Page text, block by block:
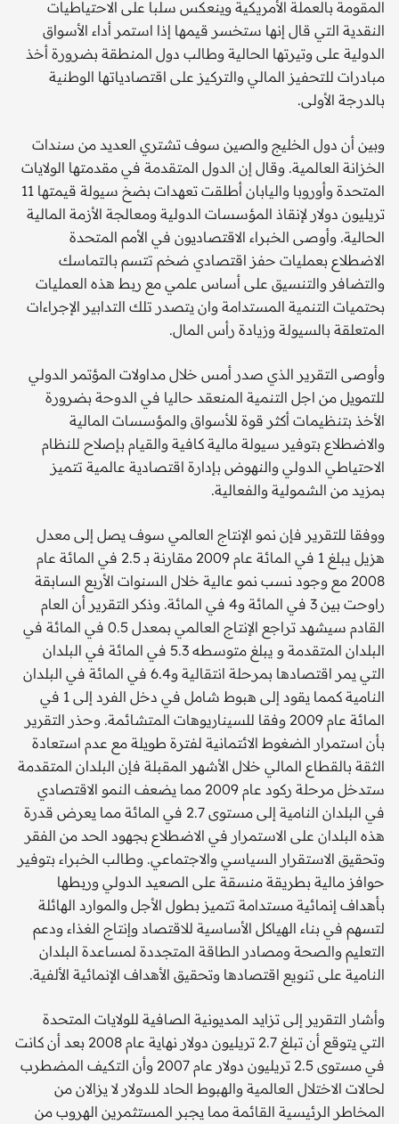
المقومة بالعملة الأمريكية وينعكس سلبا على الاحتياطيات
النقدية التي قال إنها ستخسر قيمها إذا استمر أداء الأسواق
الدولية على وتيرتها الحالية وطالب دول المنطقة بضرورة أخذ
مبادرات للتحفيز المالي والتركيز على اقتصادياتها الوطنية
بالدرجة الأولى.
وبين أن دول الخليج والصين سوف تشتري العديد من سندات
الخزانة العالمية. وقال إن الدول المتقدمة في مقدمتها الولايات
المتحدة وأوروبا واليابان أطلقت تعهدات بضخ سيولة قيمتها 11
تريليون دولار لإنقاذ المؤسسات الدولية ومعالجة الأزمة المالية
الحالية. وأوصى الخبراء الاقتصاديون في الأمم المتحدة
الاضطلاع بعمليات حفز اقتصادي ضخم تتسم بالتماسك
والتضافر والتنسيق على أساس علمي مع ربط هذه العمليات
بحتميات التنمية المستدامة وان يتصدر تلك التدابير الإجراءات
المتعلقة بالسيولة وزيادة رأس المال.
وأوصى التقرير الذي صدر أمس خلال مداولات المؤتمر الدولي
للتمويل من اجل التنمية المنعقد حاليا في الدوحة بضرورة
الأخذ بتنظيمات أكثر قوة للأسواق والمؤسسات المالية
والاضطلاع بتوفير سيولة مالية كافية والقيام بإصلاح للنظام
الاحتياطي الدولي والنهوض بإدارة اقتصادية عالمية تتميز
بمزيد من الشمولية والفعالية.
ووفقا للتقرير فإن نمو الإنتاج العالمي سوف يصل إلى معدل
هزيل يبلغ 1 في المائة عام 2009 مقارنة بـ 2.5 في المائة عام
2008 مع وجود نسب نمو عالية خلال السنوات الأربع السابقة
راوحت بين 3 في المائة و4 في المائة. وذكر التقرير أن العام
القادم سيشهد تراجع الإنتاج العالمي بمعدل 0.5 في المائة في
البلدان المتقدمة و يبلغ متوسطه 5.3 في المائة في البلدان
التي يمر اقتصادها بمرحلة انتقالية و6.4 في المائة في البلدان
النامية كمما يقود إلى هبوط شامل في دخل الفرد إلى 1 في
المائة عام 2009 وفقا للسيناريوهات المتشائمة. وحذر التقرير
بأن استمرار الضغوط الائتمانية لفترة طويلة مع عدم استعادة
الثقة بالقطاع المالي خلال الأشهر المقبلة فإن البلدان المتقدمة
ستدخل مرحلة ركود عام 2009 مما يضعف النمو الاقتصادي
في البلدان النامية إلى مستوى 2.7 في المائة مما يعرض قدرة
هذه البلدان على الاستمرار في الاضطلاع بجهود الحد من الفقر
وتحقيق الاستقرار السياسي والاجتماعي. وطالب الخبراء بتوفير
حوافز مالية بطريقة منسقة على الصعيد الدولي وربطها
بأهداف إنمائية مستدامة تتميز بطول الأجل والموارد الهائلة
لتسهم في بناء الهياكل الأساسية للاقتصاد وإنتاج الغذاء ودعم
التعليم والصحة ومصادر الطاقة المتجددة لمساعدة البلدان
النامية على تنويع اقتصادها وتحقيق الأهداف الإنمائية الألفية.
وأشار التقرير إلى تزايد المديونية الصافية للولايات المتحدة
التي يتوقع أن تبلغ 2.7 تريليون دولار نهاية عام 2008 بعد أن كانت
في مستوى 2.5 تريليون دولار عام 2007 وأن التكيف المضطرب
لحالات الاختلال العالمية والهبوط الحاد للدولار لا يزالان من
المخاطر الرئيسية القائمة مما يجبر المستثمرين الهروب من